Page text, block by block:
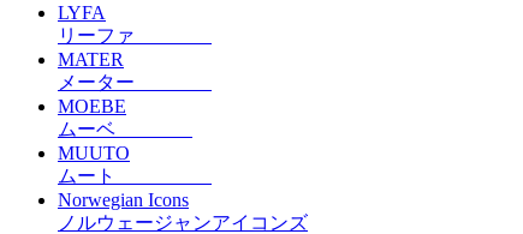
LYFA
リーファ
MATER
メーター
MOEBE
ムーベ
MUUTO
ムート
Norwegian Icons
ノルウェージャンアイコンズ